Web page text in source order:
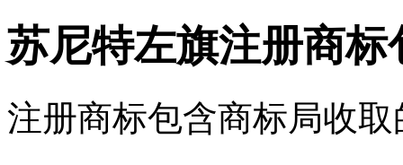
苏尼特左旗注册商标
注册商标包含商标局收